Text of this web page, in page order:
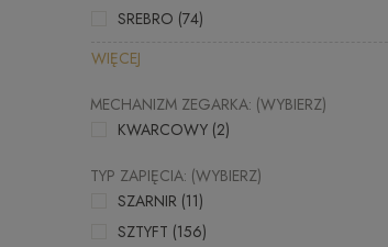
SREBRO (74)
WIĘCEJ
MECHANIZM ZEGARKA: (WYBIERZ)
KWARCOWY (2)
TYP ZAPIĘCIA: (WYBIERZ)
SZARNIR (11)
SZTYFT (156)